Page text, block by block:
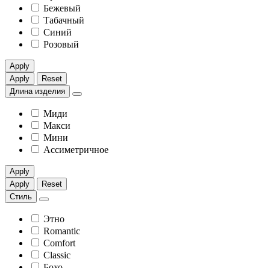
Бежевый
Табачный
Синий
Розовый
Apply
Apply
Reset
Длина изделия
Миди
Макси
Мини
Ассиметричное
Apply
Apply
Reset
Стиль
Этно
Romantic
Comfort
Classic